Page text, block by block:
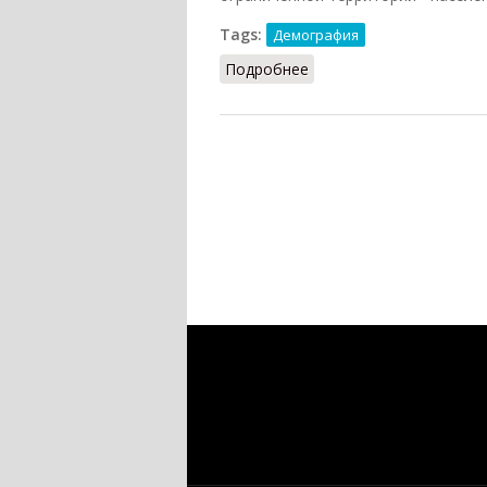
Tags:
Демография
Подробнее